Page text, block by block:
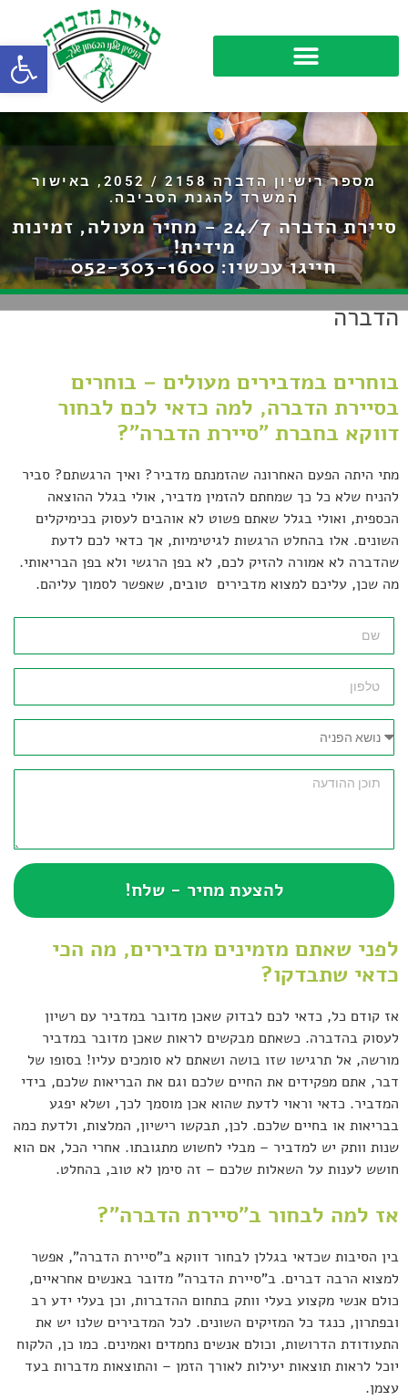
פתח
מספר רישיון הדברה 2158 / 2052, באישור
המשרד להגנת הסביבה.
סיירת הדברה 24/7 - מחיר מעולה, זמינות
מידית!
חייגו עכשיו:052-303-1600
הדברה
בוחרים במדבירים מעולים – בוחרים
בסיירת הדברה, למה כדאי לכם לבחור
דווקא בחברת "סיירת הדברה"?
מתי היתה הפעם האחרונה שהזמנתם מדביר? ואיך הרגשתם? סביר
להניח שלא כל כך שמחתם להזמין מדביר, אולי בגלל ההוצאה
הכספית, ואולי בגלל שאתם פשוט לא אוהבים לעסוק בכימיקלים
השונים. אלו בהחלט הרגשות לגיטימיות, אך כדאי לכם לדעת
שהדברה לא אמורה להזיק לכם, לא בפן הרגשי ולא בפן הבריאותי.
מה שכן, עליכם למצוא מדבירים טובים, שאפשר לסמוך עליהם.
להצעת מחיר - שלח!
לפני שאתם מזמינים מדבירים, מה הכי
כדאי שתבדקו?
אז קודם כל, כדאי לכם לבדוק שאכן מדובר במדביר עם רשיון
לעסוק בהדברה. כשאתם מבקשים לראות שאכן מדובר במדביר
מורשה, אל תרגישו שזו בושה ושאתם לא סומכים עליו! בסופו של
דבר, אתם מפקידים את החיים שלכם וגם את הבריאות שלכם, בידי
המדביר. כדאי וראוי לדעת שהוא אכן מוסמך לכך, ושלא יפגע
בבריאות או בחיים שלכם. לכן, תבקשו רישיון, המלצות, ולדעת כמה
שנות וותק יש למדביר – מבלי לחשוש מתגובתו. אחרי הכל, אם הוא
חושש לענות על השאלות שלכם – זה סימן לא טוב, בהחלט.
אז למה לבחור ב"סיירת הדברה"?
בין הסיבות שכדאי בגללן לבחור דווקא ב"סיירת הדברה", אפשר
למצוא הרבה דברים. ב"סיירת הדברה" מדובר באנשים אחראיים,
כולם אנשי מקצוע בעלי וותק בתחום ההדברות, וכן בעלי ידע רב
ובפתרון, כנגד כל המזיקים השונים. לכל המדבירים שלנו יש את
התעודודת הדרושות, וכולם אנשים נחמדים ואמינים. כמו כן, הלקוח
יוכל לראות תוצאות יעילות לאורך הזמן – והתוצאות מדברות בעד
עצמן.